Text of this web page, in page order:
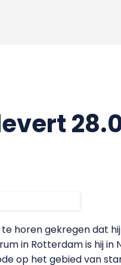
horen gekregen dat
in Rotterdam is hij in
op het gebied van